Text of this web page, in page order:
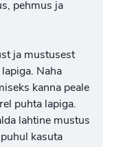
pehmus ja
ja mustusest
Naha
kanna peale
puhta lapiga.
lahtine mustus
kasuta